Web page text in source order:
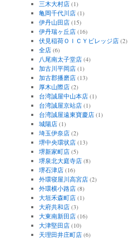
三木大村店(1)
亀岡千代川店(1)
伊丹山田店(15)
伊丹瑞ヶ丘店(16)
伏見稲荷ＯＩＣＹビレッジ店(2)
全店(6)
八尾南太子堂店(4)
加古川平岡店(1)
加古郡播磨店(13)
厚木山際店(2)
台湾誠屋中山本店(1)
台湾誠屋京站店(1)
台湾誠屋遠東寶慶店(1)
城陽店(1)
埼玉伊奈店(2)
堺中央環状店(13)
堺新家町店(5)
堺泉北大庭寺店(8)
堺石津店(16)
外環寝屋川高宮店(2)
外環横小路店(8)
大垣禾森町店(1)
大府共和店(3)
大東南新田店(16)
大津堅田店(10)
天理田井庄町店(6)